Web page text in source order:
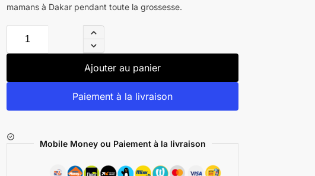
mamans à Dakar pendant toute la grossesse.
Ajouter au panier
Paiement à la livraison
Mobile Money ou Paiement à la livraison